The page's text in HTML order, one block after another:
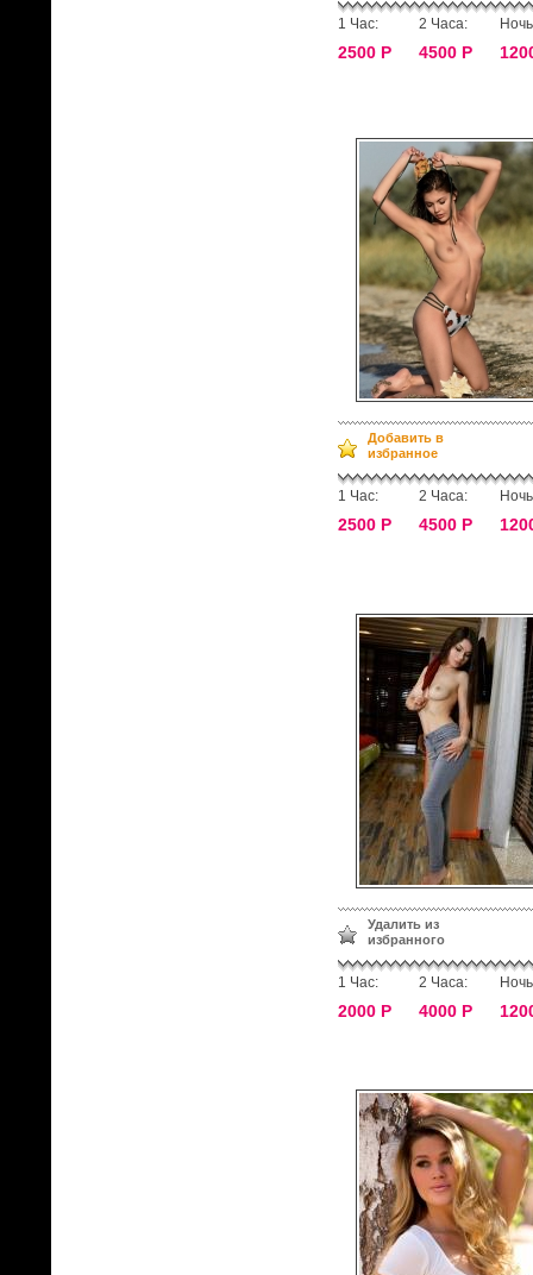
1 Час:
2500 Р
2 Часа:
4500 Р
Добавить в
избранное
1 Час:
2500 Р
2 Часа:
4500 Р
Удалить из
избранного
1 Час:
2000 Р
2 Часа:
4000 Р